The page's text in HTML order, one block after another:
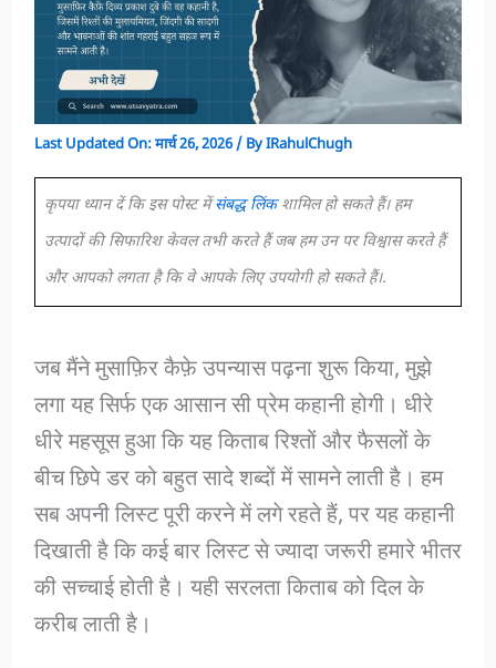
Last Updated On:मार्च 26, 2026/ ByIRahulChugh
कृपया ध्यान दें कि इस पोस्ट मेंसंबद्ध लिंकशामिल हो सकते हैं। हम
उत्पादों की सिफारिश केवल तभी करते हैं जब हम उन पर विश्वास करते हैं
और आपको लगता है कि वे आपके लिए उपयोगी हो सकते हैं।.
जब मैंने मुसाफ़िर कैफ़े उपन्यास पढ़ना शुरू किया, मुझे
लगा यह सिर्फ एक आसान सी प्रेम कहानी होगी। धीरे
धीरे महसूस हुआ कि यह किताब रिश्तों और फैसलों के
बीच छिपे डर को बहुत सादे शब्दों में सामने लाती है। हम
सब अपनी लिस्ट पूरी करने में लगे रहते हैं, पर यह कहानी
दिखाती है कि कई बार लिस्ट से ज्यादा जरूरी हमारे भीतर
की सच्चाई होती है। यही सरलता किताब को दिल के
करीब लाती है।